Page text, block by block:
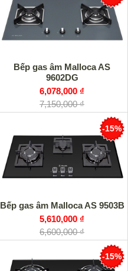
Bếp gas âm Malloca AS
9602DG
6,078,000 ₫
7,150,000 ₫
Bếp gas âm Malloca AS 9503B
5,610,000 ₫
6,600,000 ₫
-15%
-15%